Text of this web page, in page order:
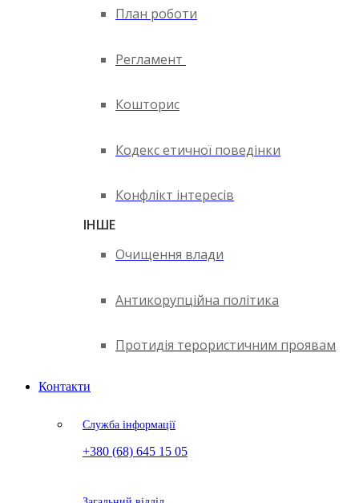
План роботи
Регламент
Кошторис
Кодекс етичної поведінки
Конфлікт інтересів
ІНШЕ
Очищення влади
Антикорупційна політика
Протидія терористичним проявам
Контакти
Служба інформації
+380 (68) 645 15 05